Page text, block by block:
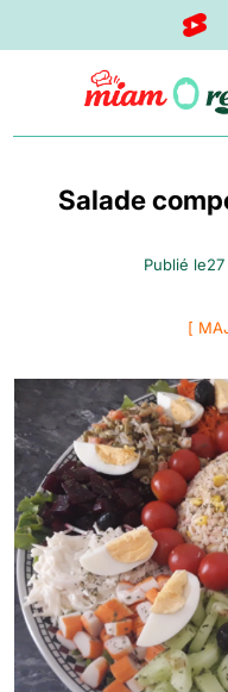
Salade
Publié le
[